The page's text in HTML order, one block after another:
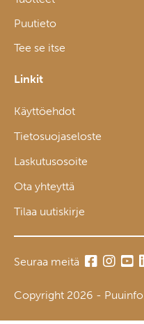
Puutieto
Tee se itse
Linkit
Käyttöehdot
Tietosuojaseloste
Laskutusosoite
Ota yhteyttä
Tilaa uutiskirje
Seuraa meitä
Copyright 2026 -